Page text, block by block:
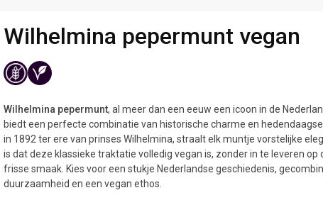
Wilhelmina pepermunt vegan
Wilhelmina pepermunt, al meer dan een eeuw een icoon in de
biedt een perfecte combinatie van historische charme en
in 1892 ter ere van prinses Wilhelmina, straalt elk muntje vorstelijke
is dat deze klassieke traktatie volledig vegan is, zonder in te leveren
frisse smaak. Kies voor een stukje Nederlandse geschiedenis,
duurzaamheid en een vegan ethos.